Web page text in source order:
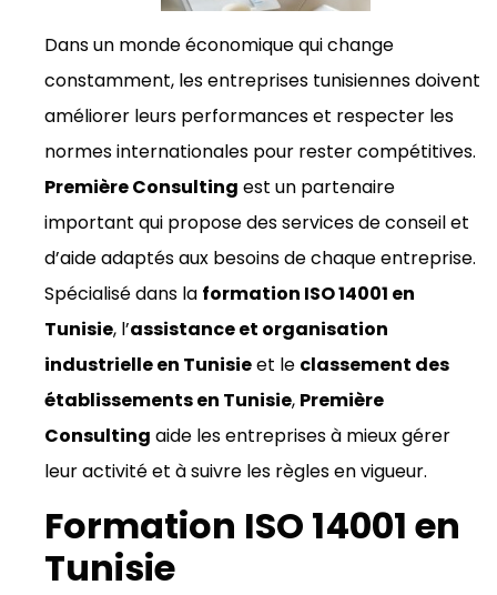
Dans un monde économique qui change
constamment, les entreprises tunisiennes doivent
améliorer leurs performances et respecter les
normes internationales pour rester compétitives.
Première Consulting est un partenaire
important qui propose des services de conseil et
d’aide adaptés aux besoins de chaque entreprise.
Spécialisé dans la formation ISO 14001 en
Tunisie, l’assistance et organisation
industrielle en Tunisieet le classement des
établissements en Tunisie, Première
Consulting aide les entreprises à mieux gérer
leur activité et à suivre les règles en vigueur.
Formation ISO 14001 en
Tunisie